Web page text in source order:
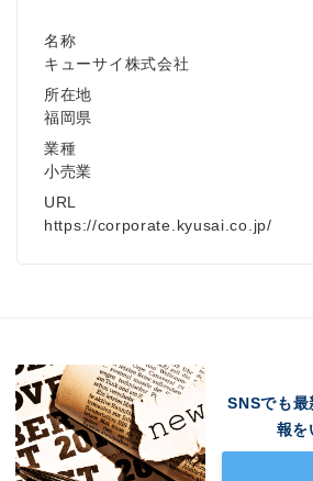
名称
キューサイ株式会社
所在地
福岡県
業種
小売業
URL
https://corporate.kyusai.co.jp/
SNSでも
報を
English